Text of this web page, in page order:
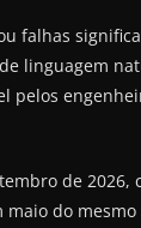
falhas
linguagem
pelos
de 2026,
do